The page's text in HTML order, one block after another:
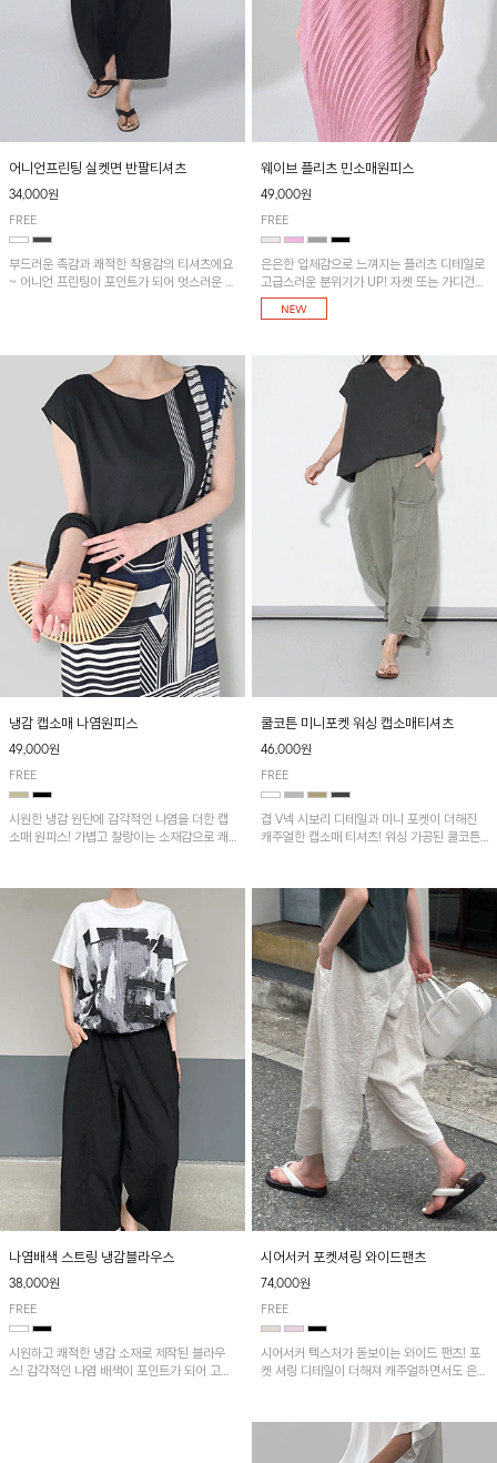
어니언프린팅 실켓면 반팔티셔츠
34,000원
FREE
부드러운 촉감과 쾌적한 착용감의 티셔츠에요
~ 어니언 프린팅이 포인트가 되어 멋스러운 아
웨이브 플리츠 민소매원피스
49,000원
FREE
은은한 입체감으로 느껴지는 플리츠 디테일로
고급스러운 분위기가 UP! 자켓 또는 가디건과
같이 매치해도 잘 어울린답니다!
냉감 캡소매 나염원피스
49,000원
FREE
시원한 냉감 원단에 감각적인 나염을 더한 캡
소매 원피스! 가볍고 찰랑이는 소재감으로 쾌
쿨코튼 미니포켓 워싱 캡소매티셔츠
46,000원
FREE
겹 V넥 시보리 디테일과 미니 포켓이 더해진
캐주얼한 캡소매 티셔츠! 워싱 가공된 쿨코튼
나염배색 스트링 냉감블라우스
38,000원
FREE
시원하고 쾌적한 냉감 소재로 제작된 블라우
스! 감각적인 나염 배색이 포인트가 되어 고급
시어서커 포켓셔링 와이드팬츠
74,000원
FREE
시어서커 텍스처가 돋보이는 와이드 팬츠! 포
켓 셔링 디테일이 더해져 캐주얼하면서도 은은
다. 가볍고 쾌적한 착용감으로 여름철 데일리
아이템으로 활용하기 좋아요~